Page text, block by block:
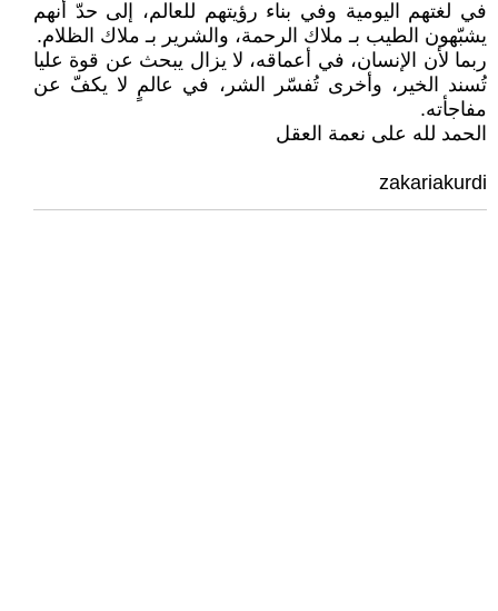
في لغتهم اليومية وفي بناء رؤيتهم للعالم، إلى حدّ أنهم
يشبّهون الطيب بـ ملاك الرحمة، والشرير بـ ملاك الظلام.
ربما لأن الإنسان، في أعماقه، لا يزال يبحث عن قوة عليا
تُسند الخير، وأخرى تُفسّر الشر، في عالمٍ لا يكفّ عن
مفاجأته.
الحمد لله على نعمة العقل
zakariakurdi